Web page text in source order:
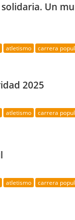
Un
atletismo carrera
2025
atletismo carrera
atletismo carrera